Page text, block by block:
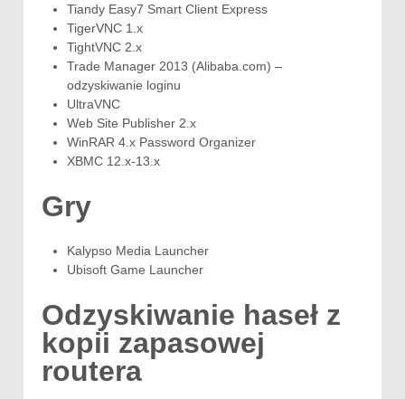
Tiandy Easy7 Smart Client Express
TigerVNC 1.x
TightVNC 2.x
Trade Manager 2013 (Alibaba.com) –
odzyskiwanie loginu
UltraVNC
Web Site Publisher 2.x
WinRAR 4.x Password Organizer
XBMC 12.x-13.x
Gry
Kalypso Media Launcher
Ubisoft Game Launcher
Odzyskiwanie haseł z
kopii zapasowej
routera